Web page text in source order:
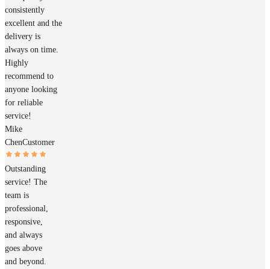
consistently
excellent and the
delivery is
always on time.
Highly
recommend to
anyone looking
for reliable
service!
Mike
ChenCustomer
Outstanding
service! The
team is
professional,
responsive,
and always
goes above
and beyond.